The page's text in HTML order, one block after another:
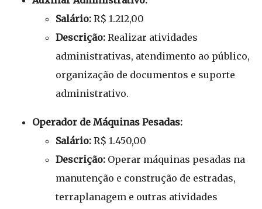
Salário: R$ 1.212,00
Descrição: Realizar atividades
administrativas, atendimento ao público,
organização de documentos e suporte
administrativo.
Operador de Máquinas Pesadas:
Salário: R$ 1.450,00
Descrição: Operar máquinas pesadas na
manutenção e construção de estradas,
terraplanagem e outras atividades